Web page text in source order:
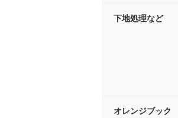
下地処理など
オレンジブック